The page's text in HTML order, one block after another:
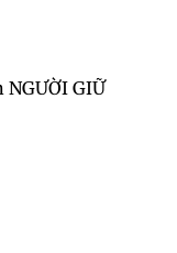
NGƯỜI GIỮ